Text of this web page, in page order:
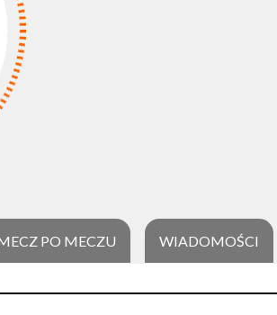
PO MECZU WIADOMOŚCI